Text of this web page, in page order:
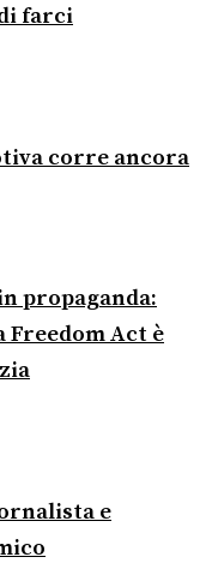
farci
corre ancora
propaganda:
Act è
e